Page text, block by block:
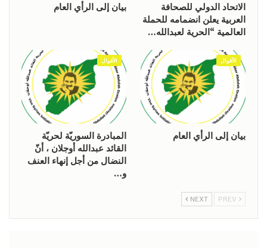
الاتحاد الدولي للصحافة
العربية يعلن انضمامه للحملة
العالمية “الحرية لعبدالله…
بيان إلى الرأي العام
الأقوال
بيان إلى الرأي العام
الأقوال
المبادرة السوريّة لحريّة
القائد عبدالله أوجلان ، أنّ
النضال من أجل إنهاء العنف
و…
NEXT